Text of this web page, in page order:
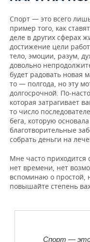
Спорт — это всего
пример того, как
деле в других сферах
достижение цели
тело, эмоции, разум,
довольно
будет радовать новая
то — полгода, но эту
долгосрочной. По-
которая затрагивает
то число
бега, которую
благотворительные
собрать деньги на
Мне часто приходится
нет времени, нет
вспоминаю о простой,
повышайте степень
Спорт — это